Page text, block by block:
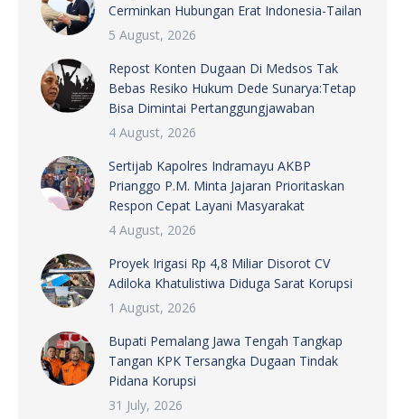
Cerminkan Hubungan Erat Indonesia-Tailan
5 August, 2026
Repost Konten Dugaan Di Medsos Tak
Bebas Resiko Hukum Dede Sunarya:Tetap
Bisa Dimintai Pertanggungjawaban
4 August, 2026
Sertijab Kapolres Indramayu AKBP
Prianggo P.M. Minta Jajaran Prioritaskan
Respon Cepat Layani Masyarakat
4 August, 2026
Proyek Irigasi Rp 4,8 Miliar Disorot CV
Adiloka Khatulistiwa Diduga Sarat Korupsi
1 August, 2026
Bupati Pemalang Jawa Tengah Tangkap
Tangan KPK Tersangka Dugaan Tindak
Pidana Korupsi
31 July, 2026